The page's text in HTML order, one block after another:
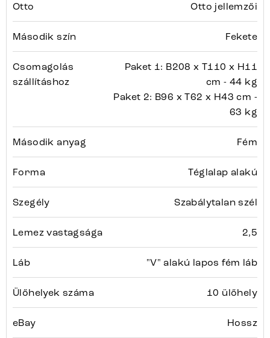
Otto Otto jellemzői
Második szín Fekete
Csomagolás
szállításhoz
Paket 1: B208 x T110 x H11
cm - 44 kg
Paket 2: B96 x T62 x H43 cm -
63 kg
Második anyag Fém
Forma Téglalap alakú
Szegély Szabálytalan szél
Lemez vastagsága 2,5
Láb "V" alakú lapos fém láb
Ülőhelyek száma 10 ülőhely
eBay Hossz